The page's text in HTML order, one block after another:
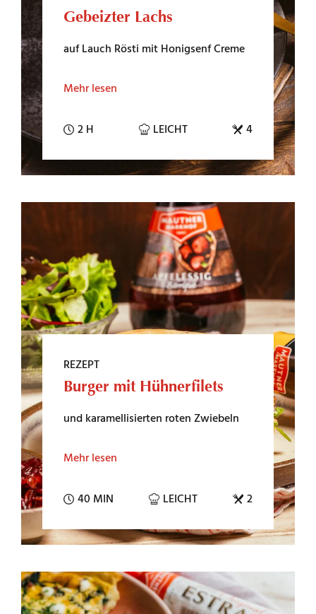
Gebeizter Lachs
auf Lauch Rösti mit Honigsenf Creme
Mehr lesen
2 H LEICHT 4
REZEPT
Burger mit Hühnerfilets
und karamellisierten roten Zwiebeln
Mehr lesen
40 MIN LEICHT 2